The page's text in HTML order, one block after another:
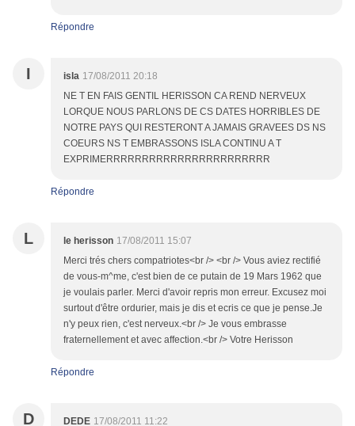
Répondre
I isla 17/08/2011 20:18
NE T EN FAIS GENTIL HERISSON CA REND NERVEUX
LORQUE NOUS PARLONS DE CS DATES HORRIBLES DE
NOTRE PAYS QUI RESTERONT A JAMAIS GRAVEES DS NS
COEURS NS T EMBRASSONS ISLA CONTINU A T
EXPRIMERRRRRRRRRRRRRRRRRRRRRRR
Répondre
L le herisson 17/08/2011 15:07
Merci trés chers compatriotes<br /> <br /> Vous aviez rectifié
de vous-m^me, c'est bien de ce putain de 19 Mars 1962 que
je voulais parler. Merci d'avoir repris mon erreur. Excusez moi
surtout d'être ordurier, mais je dis et ecris ce que je pense.Je
n'y peux rien, c'est nerveux.<br /> Je vous embrasse
fraternellement et avec affection.<br /> Votre Herisson
Répondre
D DEDE 17/08/2011 11:22